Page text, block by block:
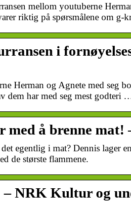
mellom youtuberne
riktig på spørsmålene om g-
i
Herman og Agnete med seg
dem har med seg mest godteri
med å brenne mat!
egentlig i mat? Dennis lager
de største flammene.
NRK Kultur og